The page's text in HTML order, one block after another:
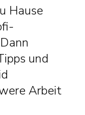
Hause
und
Arbeit